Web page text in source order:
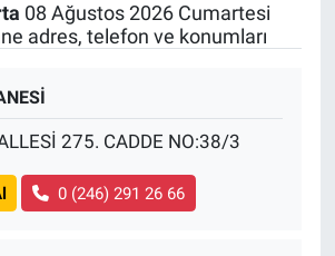
08 Ağustos 2026 Cumartesi
adres, telefon ve konumları
275. CADDE NO:38/3
0 (246) 291 26 66